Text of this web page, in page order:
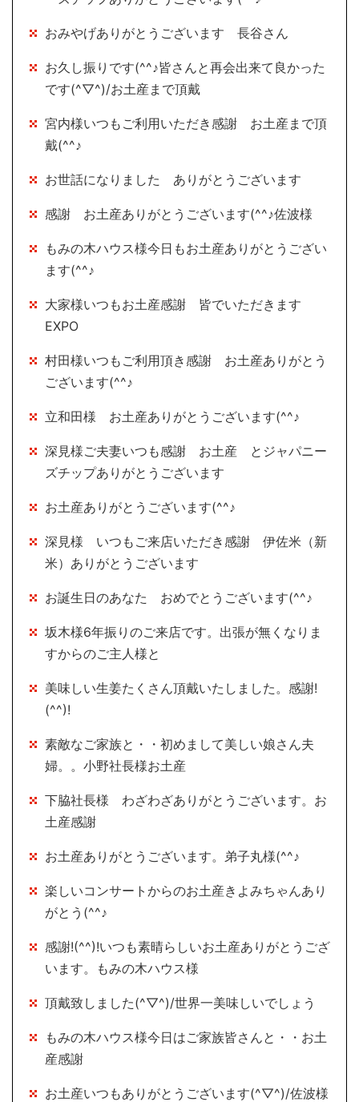
おみやげありがとうございます 長谷さん
お久し振りです(^^♪皆さんと再会出来て良かった
です(^▽^)/お土産まで頂戴
宮内様いつもご利用いただき感謝 お土産まで頂
戴(^^♪
お世話になりました ありがとうございます
感謝 お土産ありがとうございます(^^♪佐波様
もみの木ハウス様今日もお土産ありがとうござい
ます(^^♪
大家様いつもお土産感謝 皆でいただきます
EXPO
村田様いつもご利用頂き感謝 お土産ありがとう
ございます(^^♪
立和田様 お土産ありがとうございます(^^♪
深見様ご夫妻いつも感謝 お土産 とジャパニー
ズチップありがとうございます
お土産ありがとうございます(^^♪
深見様 いつもご来店いただき感謝 伊佐米（新
米）ありがとうございます
お誕生日のあなた おめでとうございます(^^♪
坂木様6年振りのご来店です。出張が無くなりま
すからのご主人様と
美味しい生姜たくさん頂戴いたしました。感謝!
(^^)!
素敵なご家族と・・初めまして美しい娘さん夫
婦。。小野社長様お土産
下脇社長様 わざわざありがとうございます。お
土産感謝
お土産ありがとうございます。弟子丸様(^^♪
楽しいコンサートからのお土産きよみちゃんあり
がとう(^^♪
感謝!(^^)!いつも素晴らしいお土産ありがとうござ
います。もみの木ハウス様
頂戴致しました(^▽^)/世界一美味しいでしょう
もみの木ハウス様今日はご家族皆さんと・・お土
産感謝
お土産いつもありがとうございます(^▽^)/佐波様